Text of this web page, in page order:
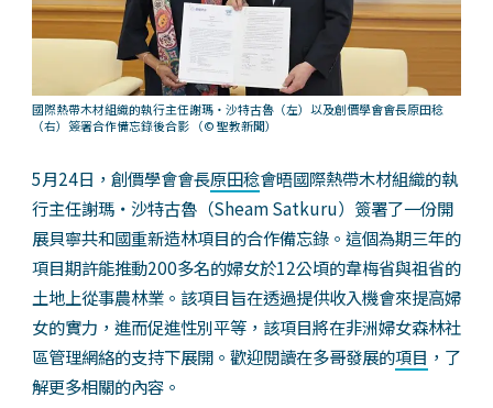
國際熱帶木材組織的執行主任謝瑪‧沙特古魯（左）以及創價學會會長原田稔
（右）簽署合作備忘錄後合影 （© 聖教新聞）
5月24日，創價學會會長原田稔會晤國際熱帶木材組織的執
行主任謝瑪‧沙特古魯（Sheam Satkuru）簽署了一份開
展貝寧共和國重新造林項目的合作備忘錄。這個為期三年的
項目期許能推動200多名的婦女於12公頃的韋梅省與祖省的
土地上從事農林業。該項目旨在透過提供收入機會來提高婦
女的實力，進而促進性別平等，該項目將在非洲婦女森林社
區管理網絡的支持下展開。歡迎閱讀在多哥發展的項目 ，了
解更多相關的內容。